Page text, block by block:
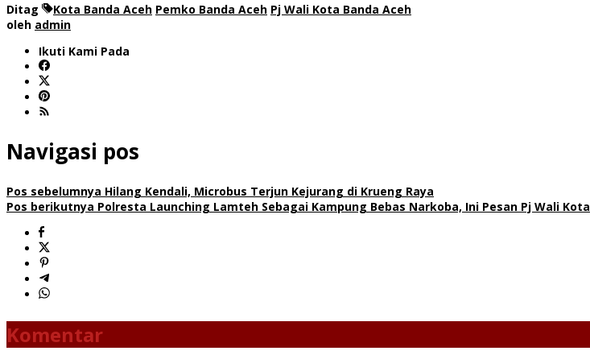
Ditag Kota Banda Aceh Pemko Banda Aceh Pj Wali Kota Banda Aceh
oleh admin
Ikuti Kami Pada
Navigasi pos
Pos sebelumnya Hilang Kendali, Microbus Terjun Kejurang di Krueng Raya
Pos berikutnya Polresta Launching Lamteh Sebagai Kampung Bebas Narkoba, Ini Pesan Pj Wali Kota
Komentar